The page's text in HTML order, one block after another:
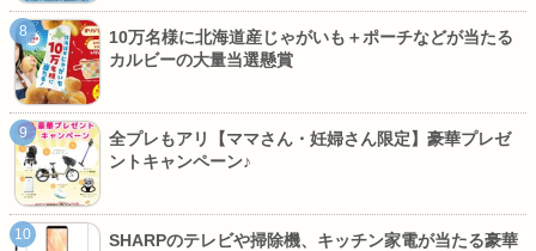
10万名様に北海道産じゃがいも＋ポーチなどが当たる
カルビーの大量当選懸賞
全プレもアリ【ママさん・妊婦さん限定】豪華プレゼ
ントキャンペーン♪
SHARPのテレビや掃除機、キッチン家電が当たる豪華